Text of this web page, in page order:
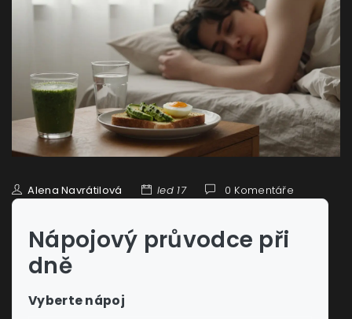
Alena Navrátilová led 17 0 Komentáře
Nápojový průvodce při
dně
Vyberte nápoj